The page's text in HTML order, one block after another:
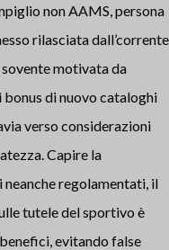
non AAMS, persona
rilasciata dall’corrente
motivata da
di nuovo cataloghi
verso considerazioni
Capire la
regolamentati, il
tutele del sportivo è
evitando false